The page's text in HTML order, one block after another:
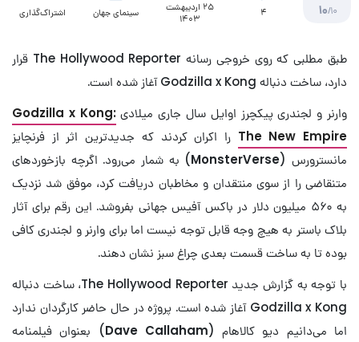
10/10
4
25 اردیبهشت
1403
سینمای جهان اشتراک‌گذاری
طبق مطلبی که روی خروجی رسانه The Hollywood Reporter قرار
دارد، ساخت دنباله Godzilla x Kong آغاز شده است.
وارنر و لجندری پیکچرز اوایل سال جاری میلادیGodzilla x Kong:
The New Empire را اکران کردند که جدیدترین اثر از فرنچایز
مانسترورس (MonsterVerse) به شمار می‌رود. اگرچه بازخوردهای
متنقاضی را از سوی منتقدان و مخاطبان دریافت کرد، موفق شد نزدیک
به ۵۶۰ میلیون دلار در باکس آفیس جهانی بفروشد. این رقم برای آثار
بلاک باستر به هیچ وجه قابل توجه نیست اما برای وارنر و لجندری کافی
بوده تا به ساخت قسمت بعدی چراغ سبز نشان دهند.
با توجه به گزارش جدید The Hollywood Reporter، ساخت دنباله
Godzilla x Kong آغاز شده است. پروژه در حال حاضر کارگردان ندارد
اما می‌دانیم دیو کالاهام (Dave Callaham) بعنوان فیلمنامه